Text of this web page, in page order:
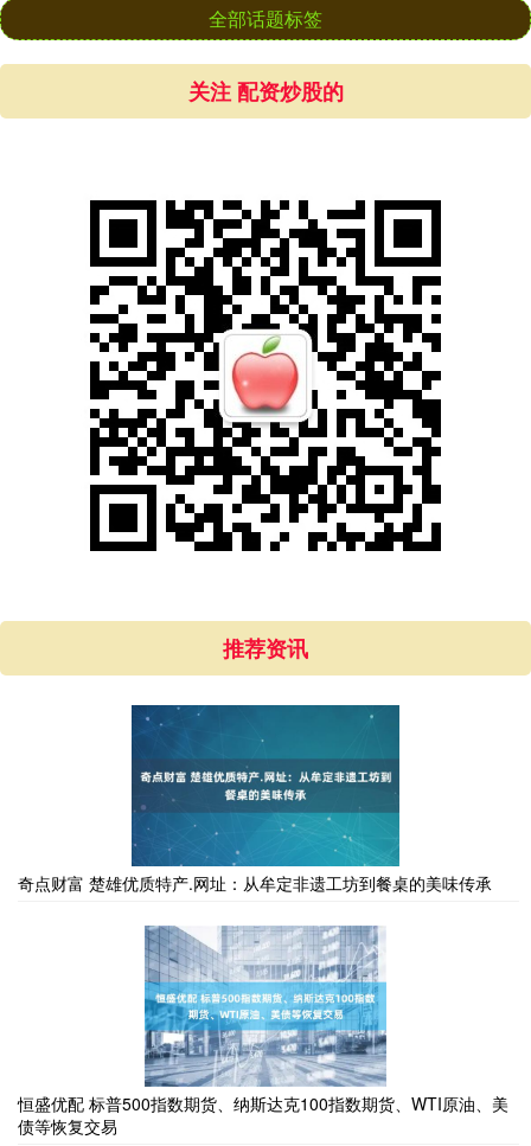
全部话题标签
关注 配资炒股的
推荐资讯
奇点财富 楚雄优质特产.网址：从牟定非遗工坊到餐桌的美味传承
恒盛优配 标普500指数期货、纳斯达克100指数期货、WTI原油、美
债等恢复交易